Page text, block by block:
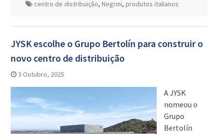
centro de distribuição, Negrini, produtos italianos
JYSK escolhe o Grupo Bertolín para construir o
novo centro de distribuição
3 Outubro, 2025
A JYSK
nomeou o
Grupo
Bertolín